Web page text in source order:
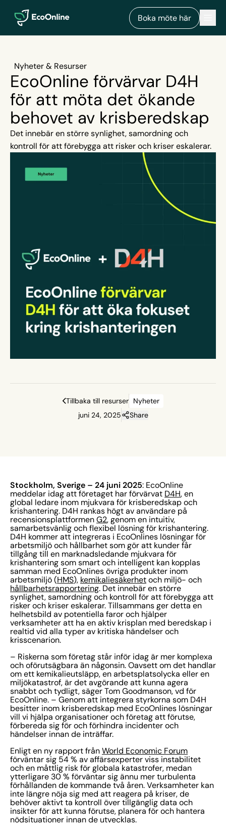
EcoOnline
Boka möte här
Nyheter & Resurser
EcoOnline förvärvar D4H
för att möta det ökande
behovet av krisberedskap
Det innebär en större synlighet, samordning och
kontroll för att förebygga att risker och kriser eskalerar.
Tillbaka till resurser Nyheter
juni 24, 2025
Share
Stockholm, Sverige – 24 juni 2025: EcoOnline
meddelar idag att företaget har förvärvat D4H, en
global ledare inom mjukvara för krisberedskap och
krishantering. D4H rankas högt av användare på
recensionsplattformen G2, genom en intuitiv,
samarbetsvänlig och flexibel lösning för krishantering.
D4H kommer att integreras i EcoOnlines lösningar för
arbetsmiljö och hållbarhet som gör att kunder får
tillgång till en marknadsledande mjukvara för
krishantering som smart och intelligent kan kopplas
samman med EcoOnlines övriga produkter inom
arbetsmiljö (HMS), kemikaliesäkerhet och miljö- och
hållbarhetsrapportering. Det innebär en större
synlighet, samordning och kontroll för att förebygga att
risker och kriser eskalerar. Tillsammans ger detta en
helhetsbild av potentiella faror och hjälper
verksamheter att ha en aktiv krisplan med beredskap i
realtid vid alla typer av kritiska händelser och
krisscenarion.
– Riskerna som företag står inför idag är mer komplexa
och oförutsägbara än någonsin. Oavsett om det handlar
om ett kemikalieutsläpp, en arbetsplatsolycka eller en
miljökatastrof, är det avgörande att kunna agera
snabbt och tydligt, säger Tom Goodmanson, vd för
EcoOnline. – Genom att integrera styrkorna som D4H
besitter inom krisberedskap med EcoOnlines lösningar
vill vi hjälpa organisationer och företag att förutse,
förbereda sig för och förhindra incidenter och
händelser innan de inträffar.
Enligt en ny rapport från World Economic Forum
förväntar sig 54 % av affärsexperter viss instabilitet
och en måttlig risk för globala katastrofer, medan
ytterligare 30 % förväntar sig ännu mer turbulenta
förhållanden de kommande två åren. Verksamheter kan
inte längre nöja sig med att reagera på kriser, de
behöver aktivt ta kontroll över tillgänglig data och
insikter för att kunna förutse, planera för och hantera
nödsituationer innan de utvecklas.